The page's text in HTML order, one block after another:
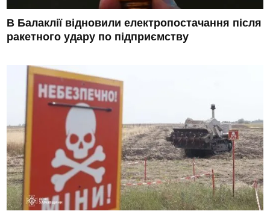
В Балаклії відновили електропостачання після
ракетного удару по підприємству